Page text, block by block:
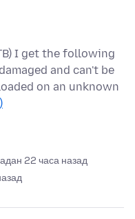
I get the following
and can't be
on an unknown
22 часа назад